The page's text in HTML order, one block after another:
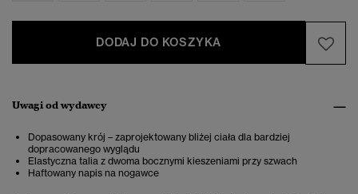
DODAJ DO KOSZYKA
Uwagi od wydawcy
Dopasowany krój – zaprojektowany bliżej ciała dla bardziej
dopracowanego wyglądu
Elastyczna talia z dwoma bocznymi kieszeniami przy szwach
Haftowany napis na nogawce